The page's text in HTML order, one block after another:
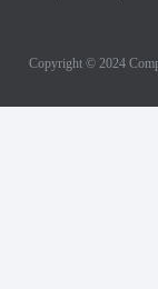
Copyright © 2024